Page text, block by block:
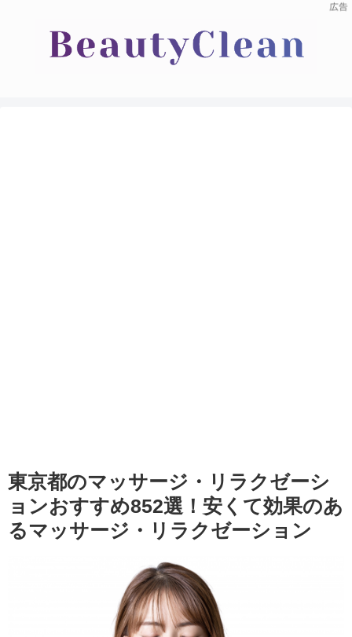
東京都のマッサージ・リラクゼーシ
ョンおすすめ852選！安くて効果のあ
るマッサージ・リラクゼーション